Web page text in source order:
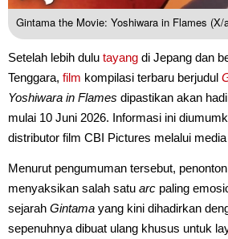
Gintama the Movie: Yoshiwara in Flames (X/
Setelah lebih dulu tayang di Jepang dan
Tenggara, film kompilasi terbaru berjudul
Yoshiwara in Flames dipastikan akan
mulai 10 Juni 2026. Informasi ini
distributor film CBI Pictures melalui
Menurut pengumuman tersebut,
menyaksikan salah satu arc paling
sejarah Gintama yang kini dihadirkan
sepenuhnya dibuat ulang khusus untuk